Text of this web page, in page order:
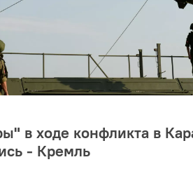
в ходе конфликта в
- Кремль